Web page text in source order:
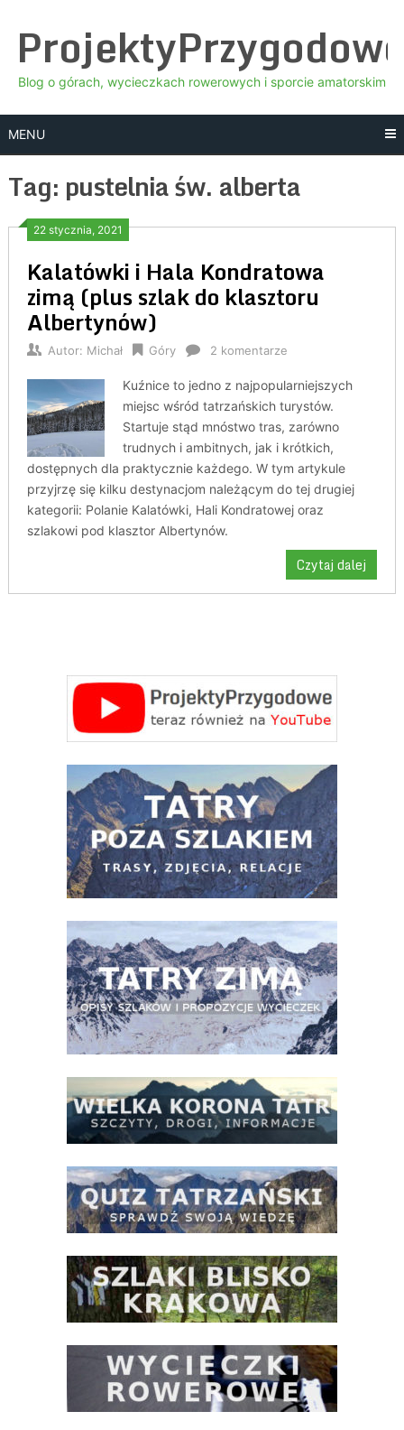
content
Blog o górach, wycieczkach rowerowych i sporcie amatorskim
MENU
Tag: pustelnia św. alberta
22 stycznia, 2021
Kalatówki i Hala Kondratowa
zimą (plus szlak do klasztoru
Albertynów)
Autor: Michał Góry 2 komentarze
Kuźnice to jedno z najpopularniejszych
miejsc wśród tatrzańskich turystów.
Startuje stąd mnóstwo tras, zarówno
trudnych i ambitnych, jak i krótkich,
dostępnych dla praktycznie każdego. W tym artykule
przyjrzę się kilku destynacjom należącym do tej drugiej
kategorii: Polanie Kalatówki, Hali Kondratowej oraz
szlakowi pod klasztor Albertynów.
Czytaj dalej